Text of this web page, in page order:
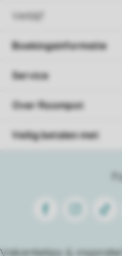
Verblijf
FacebookInstagram
Tiktok
Vakantietips & inspiratie?
Boekingsinformatie
Service
Over Roompot
Veilig betalen met